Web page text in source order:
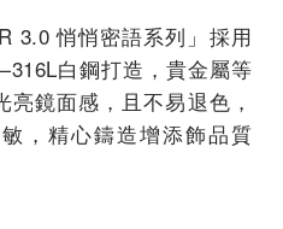
3.0 悄悄密語系列」採用
白鋼打造，貴金屬等
鏡面感，且不易退色，
，精心鑄造增添飾品質